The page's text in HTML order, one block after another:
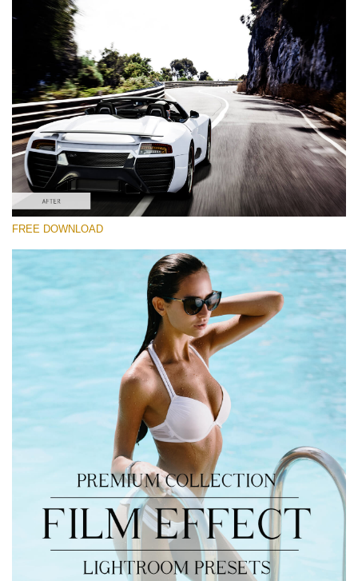
Car Lightroom Preset #2
Film Effect
(30 Lr Presets)
Must-Have Collection
(1432 Lr Presets)
Entire Collection
(2067 Lr Presets)
Darmowe Pobieranie
FREE DOWNLOAD